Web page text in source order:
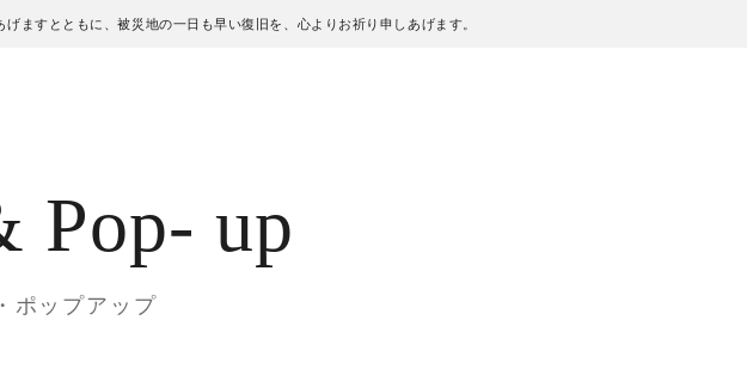
ますとともに、被災地の一日も早い復旧を、心よりお祈り申しあげます。
Pop- up
ポップアップ